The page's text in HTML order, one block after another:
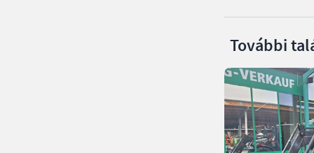
További